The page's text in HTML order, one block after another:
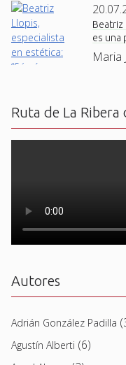
Beatriz
es una
Maria
Ruta de La Ribera
Autores
Adrián González Padilla
Agustín Alberti (6)